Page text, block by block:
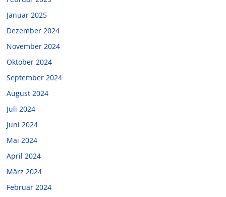
Januar 2025
Dezember 2024
November 2024
Oktober 2024
September 2024
August 2024
Juli 2024
Juni 2024
Mai 2024
April 2024
März 2024
Februar 2024